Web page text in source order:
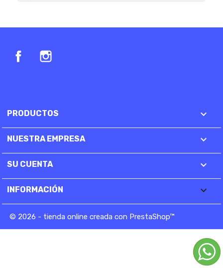
Facebook
PRODUCTOS 
NUESTRA EMPRESA 
SU CUENTA 
INFORMACIÓN keyboard_arrow_down
© 2026 - tienda online creada con PrestaShop™